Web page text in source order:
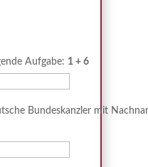
Aufgabe: 1 + 6
Bundeskanzler mit